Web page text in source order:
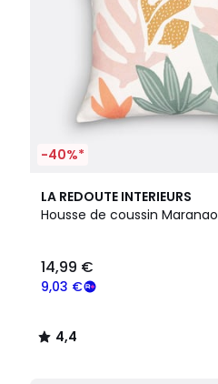
-40%*
LA REDOUTE INTERIEURS
Housse de coussin Maranao
9,03 €
14,99 €
4,4
/ 5
4,4
/